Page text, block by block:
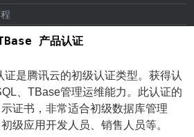
本概念
产品认证
是腾讯云的初级认证类型。获得认
、TBase管理运维能力。此认证的
证书，非常适合初级数据库管理
级应用开发人员、销售人员等。